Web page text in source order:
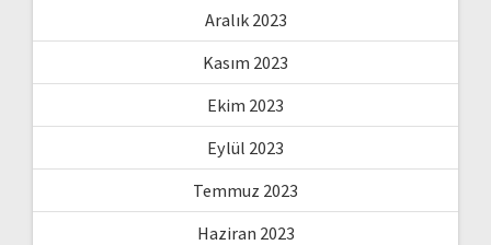
Aralık 2023
Kasım 2023
Ekim 2023
Eylül 2023
Temmuz 2023
Haziran 2023